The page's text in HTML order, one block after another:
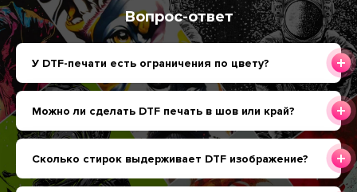
Вопрос-ответ
У DTF-печати есть ограничения по цвету?
Можно ли сделать DTF печать в шов или край?
Сколько стирок выдерживает DTF изображение?